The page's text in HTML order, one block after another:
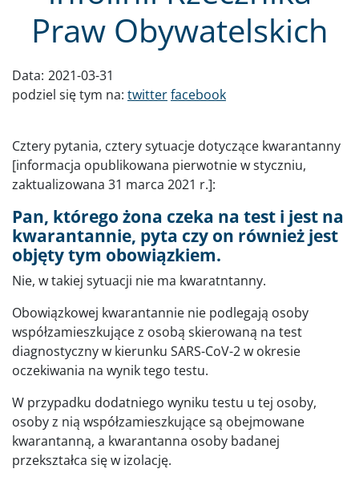
Praw Obywatelskich
Data: 2021-03-31
podziel się tym na: twitterfacebook
Cztery pytania, cztery sytuacje dotyczące kwarantanny
[informacja opublikowana pierwotnie w styczniu,
zaktualizowana 31 marca 2021 r.]:
Pan, którego żona czeka na test i jest na
kwarantannie, pyta czy on również jest
objęty tym obowiązkiem.
Nie, w takiej sytuacji nie ma kwaratntanny.
Obowiązkowej kwarantannie nie podlegają osoby
współzamieszkujące z osobą skierowaną na test
diagnostyczny w kierunku SARS-CoV-2 w okresie
oczekiwania na wynik tego testu.
W przypadku dodatniego wyniku testu u tej osoby,
osoby z nią współzamieszkujące są obejmowane
kwarantanną, a kwarantanna osoby badanej
przekształca się w izolację.